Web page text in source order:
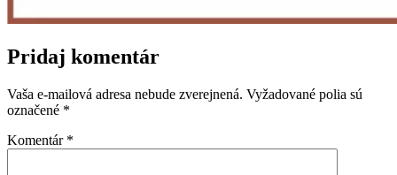
Pridaj komentár
Vaša e-mailová adresa nebude zverejnená. Vyžadované polia sú
označené *
Komentár *